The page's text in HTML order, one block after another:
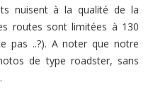
nuisent à la qualité de la
routes sont limitées à 130
pas ..?). A noter que notre
de type roadster, sans